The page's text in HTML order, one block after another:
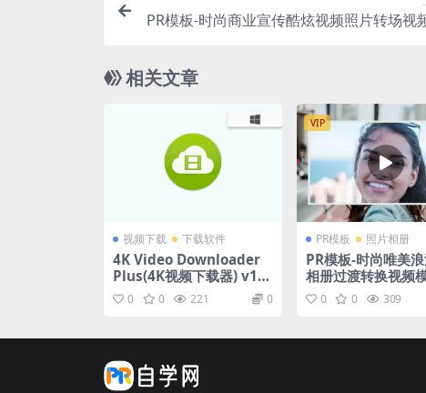
PR模板-时尚商业宣传酷炫视频照片转场视
相关文章
视频下载 下载软件
4K Video Downloader
Plus(4K视频下载器) v1.1
0.2.0160特别版
0 0 221 0
VIP
PR模板 照片相册
PR模板-时尚唯美
相册过渡转换视频
0 0 309